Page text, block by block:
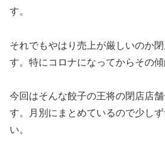
す。
それでもやはり売上が厳しいのか
す。特にコロナになってからその傾
今回はそんな餃子の王将の閉店店
す。月別にまとめているので少し
い。